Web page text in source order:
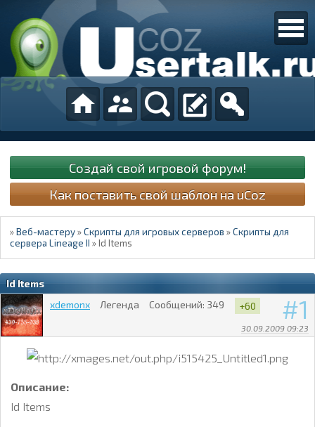
Создай свой игровой форум!
Как поставить свой шаблон на uCoz
»Веб-мастеру »Скрипты для игровых серверов »Скрипты для
сервера Lineage II »Id Items
Id Items
1
30.09.2009 09:23
xdemonx Легенда Сообщений: 349 +60
Описание:
Id Items